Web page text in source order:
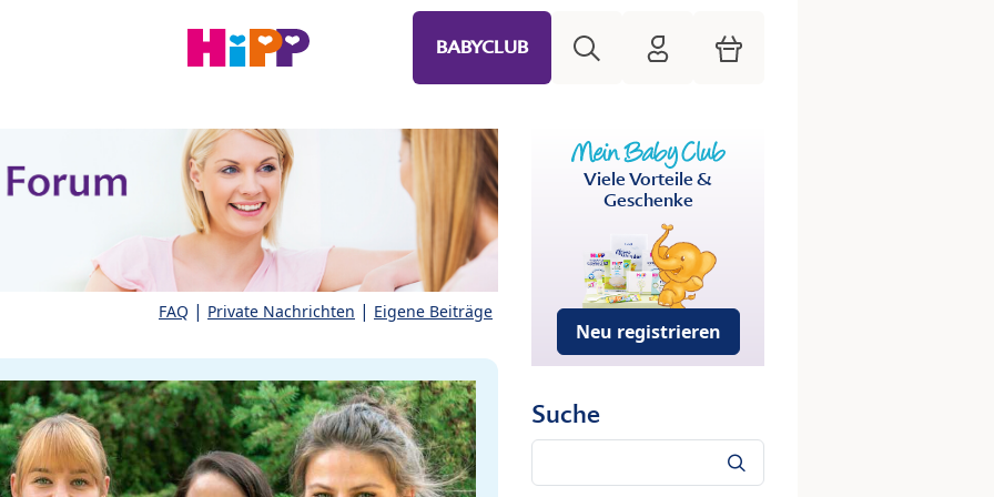
BABYCLUB HiPP Mein Babyclub
Warenkorb
FAQ | Private Nachrichten | Eigene Beiträge
Viele Vorteile &
Geschenke
Neu registrieren
Suche